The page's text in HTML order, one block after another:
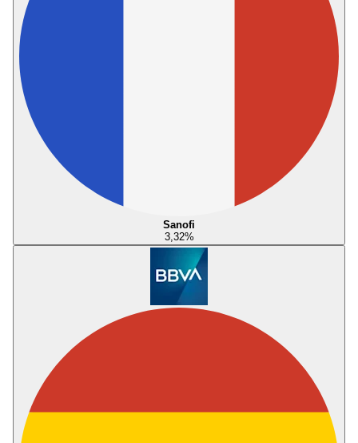
Sanofi
3,32%